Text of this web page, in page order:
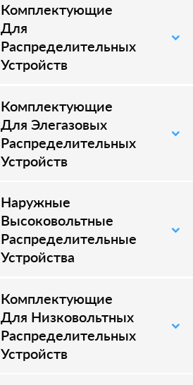
Комплектующие
Для
Распределительных
Устройств
–
Комплектующие
Для Элегазовых
Распределительных
Устройств
–
Наружные
Высоковольтные
Распределительные
Устройства
–
Комплектующие
Для Низковольтных
Распределительных
Устройств